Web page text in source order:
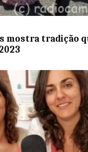
mostra tradição